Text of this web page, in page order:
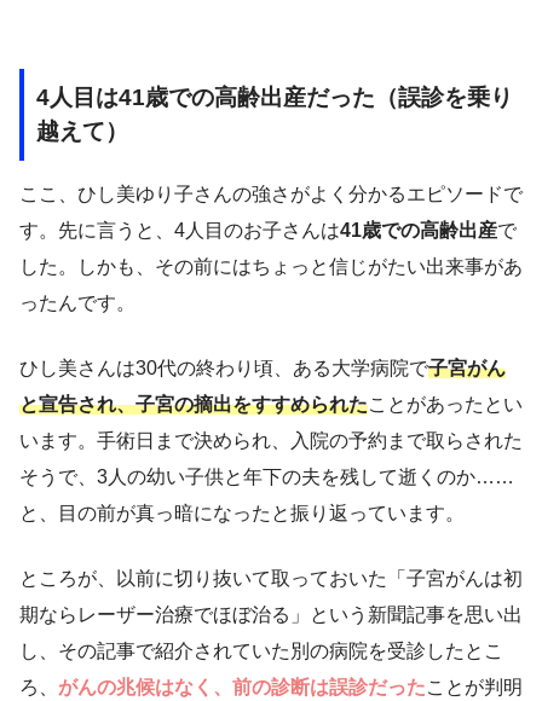
4人目は41歳での高齢出産だった（誤診を乗り
越えて）
ここ、ひし美ゆり子さんの強さがよく分かるエピソードで
す。先に言うと、4人目のお子さんは41歳での高齢出産で
した。しかも、その前にはちょっと信じがたい出来事があ
ったんです。
ひし美さんは30代の終わり頃、ある大学病院で子宮がん
と宣告され、子宮の摘出をすすめられたことがあったとい
います。手術日まで決められ、入院の予約まで取らされた
そうで、3人の幼い子供と年下の夫を残して逝くのか……
と、目の前が真っ暗になったと振り返っています。
ところが、以前に切り抜いて取っておいた「子宮がんは初
期ならレーザー治療でほぼ治る」という新聞記事を思い出
し、その記事で紹介されていた別の病院を受診したとこ
ろ、 がんの兆候はなく、前の診断は誤診だったことが判明